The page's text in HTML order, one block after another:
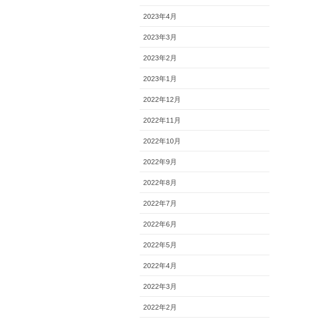
2023年4月
2023年3月
2023年2月
2023年1月
2022年12月
2022年11月
2022年10月
2022年9月
2022年8月
2022年7月
2022年6月
2022年5月
2022年4月
2022年3月
2022年2月